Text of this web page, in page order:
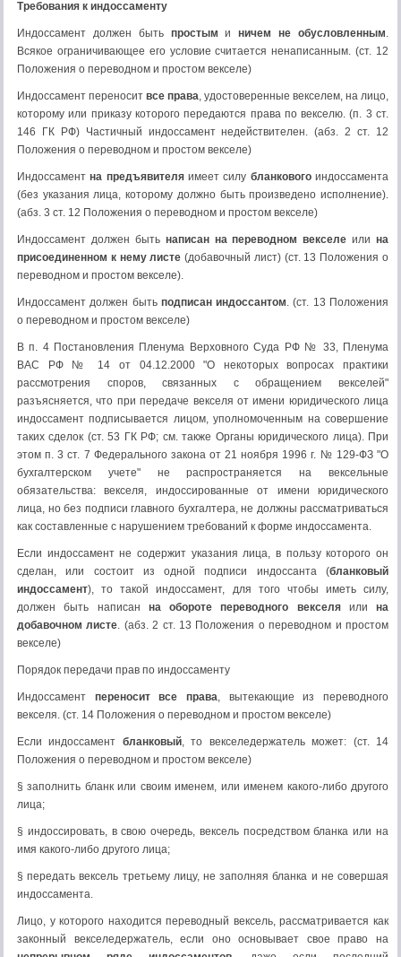
Требования к индоссаменту
Индоссамент должен быть простым иничем не обусловленным.
Всякое ограничивающее его условие считается ненаписанным. (ст. 12
Положения о переводном и простом векселе)
Индоссамент переносит все права, удостоверенные векселем, на лицо,
которому или приказу которого передаются права по векселю. (п. 3 ст.
146 ГК РФ) Частичный индоссамент недействителен. (абз. 2 ст. 12
Положения о переводном и простом векселе)
Индоссаментна предъявителяимеет силу бланковогоиндоссамента
(без указания лица, которому должно быть произведено исполнение).
(абз. 3 ст. 12 Положения о переводном и простом векселе)
Индоссамент должен быть написан на переводном векселе или на
присоединенном к нему листе (добавочный лист) (ст. 13 Положения о
переводном и простом векселе).
Индоссамент должен быть подписан индоссантом. (ст. 13 Положения
о переводном и простом векселе)
В п. 4 Постановления Пленума Верховного Суда РФ № 33, Пленума
ВАС РФ № 14 от 04.12.2000 "О некоторых вопросах практики
рассмотрения споров, связанных с обращением векселей"
разъясняется, что при передаче векселя от имени юридического лица
индоссамент подписывается лицом, уполномоченным на совершение
таких сделок (ст. 53 ГК РФ; см. также Органы юридичeского лица). При
этом п. 3 ст. 7 Федерального закона от 21 ноября 1996 г. № 129-ФЗ "О
бухгалтерском учете" не распространяется на вексельные
обязательства: векселя, индоссированные от имени юридического
лица, но без подписи главного бухгалтера, не должны рассматриваться
как составленные с нарушением требований к форме индоссамента.
Если индоссамент не содержит указания лица, в пользу которого он
сделан, или состоит из одной подписи индоссанта (бланковый
индоссамент), то такой индоссамент, для того чтобы иметь силу,
должен быть написан на обороте переводного векселяили на
добавочном листе. (абз. 2 ст. 13 Положения о переводном и простом
векселе)
Порядок передачи прав по индоссаменту
Индоссамент переносит все права, вытекающие из переводного
векселя. (ст. 14 Положения о переводном и простом векселе)
Если индоссамент бланковый, то векселедержатель может: (ст. 14
Положения о переводном и простом векселе)
§ заполнить бланк или своим именем, или именем какого-либо другого
лица;
§ индоссировать, в свою очередь, вексель посредством бланка или на
имя какого-либо другого лица;
§ передать вексель третьему лицу, не заполняя бланка и не совершая
индоссамента.
Лицо, у которого находится переводный вексель, рассматривается как
законный векселедержатель, если оно основывает свое право на